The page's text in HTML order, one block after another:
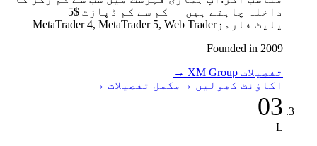
داخلہ چاہتے ہیں — کم سے کم ڈپازٹ $5
پلیٹ فارمزMetaTrader 4, MetaTrader 5, Web Trader
Founded in 2009
تفصیلات XM Group
→
اکاؤنٹ کھولیں → مکمل تفصیلات →
03
L